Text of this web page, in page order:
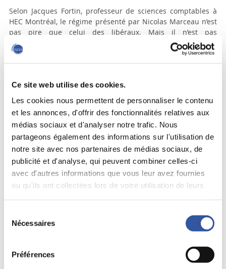
Ce site web utilise des cookies.
Les cookies nous permettent de personnaliser le contenu
et les annonces, d'offrir des fonctionnalités relatives aux
médias sociaux et d'analyser notre trafic. Nous
partageons également des informations sur l'utilisation de
notre site avec nos partenaires de médias sociaux, de
publicité et d'analyse, qui peuvent combiner celles-ci
avec d'autres informations que vous leur avez fournies
ou qu'ils ont collectées lors de votre utilisation de leurs
Nécessaires
Préférences
Selon Jacques Fortin, professeur de sciences comptables à
HEC Montréal, le régime présenté par Nicolas Marceau n’est
pas pire que celui des libéraux. Mais il n’est pas
nécessairement mieux. Il estime le nouveau régime très
similaire à l’ancien, tout en étant « légèrement plus complexe
». « En apparence, on a voulu donner l’impression qu’on
pas vraiment », a-t-il résumé.
Le président du conseil de l’Institut sur la gouvernance des
organisations publiques et privées (IGOPP),Yvan Allaire, juge
lui aussi que les péquistes ont peu changé le modèle déjà en
place. « Le régime qui a été mis en place est, pour l’essentiel,
similaire à l’ancien régime. Ils n’ont pas ajouté grand-chose».
Lire la suite
Source :